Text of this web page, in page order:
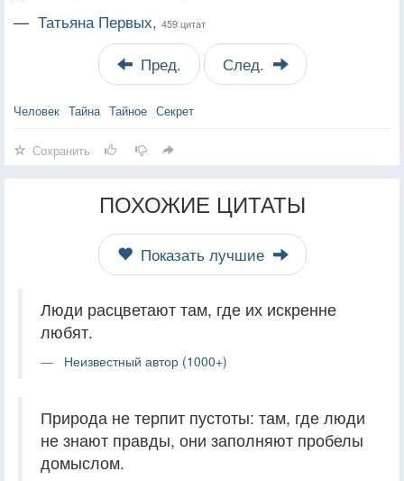
— Татьяна Первых, 459 цитат
Пред. След.
Человек Тайна Тайное Секрет
Сохранить
ПОХОЖИЕ ЦИТАТЫ
Показать лучшие
Люди расцветают там, где их искренне
любят.
Неизвестный автор (1000+)
Природа не терпит пустоты: там, где люди
не знают правды, они заполняют пробелы
домыслом.